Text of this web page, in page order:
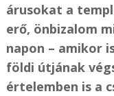
árusokat a
erő, önbizalom
napon – amikor
földi útjának
értelemben is a